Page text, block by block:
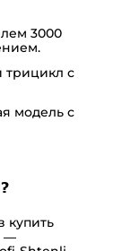
3000
трицикл с
модель с
купить
—